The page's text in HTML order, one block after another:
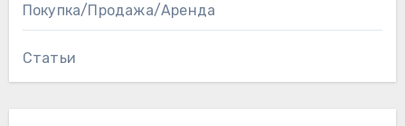
Покупка/Продажа/Аренда
Статьи